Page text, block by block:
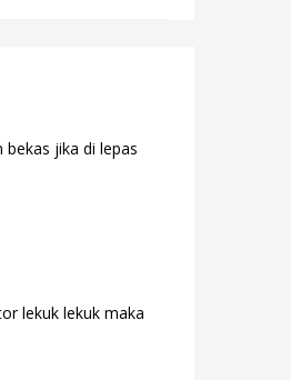
bekas jika di lepas
lekuk lekuk maka